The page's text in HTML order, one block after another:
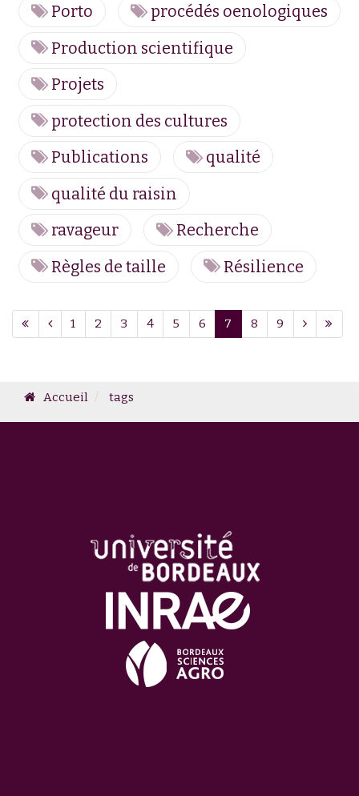
Porto
procédés oenologiques
Production scientifique
Projets
protection des cultures
Publications
qualité
qualité du raisin
ravageur
Recherche
Règles de taille
Résilience
Page 7 sur 9
1 2 3 4 5 6 7 8 9
Accueil tags